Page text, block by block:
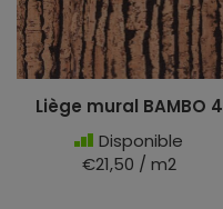
Liège mural BAMBO 4
Disponible
€21,50 / m2